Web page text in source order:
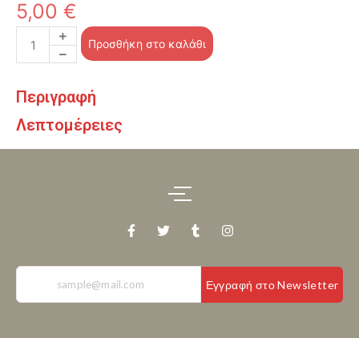
5,00 €
Προσθήκη στο καλάθι
Περιγραφή
Λεπτομέρειες
Εγγραφή στο Newsletter